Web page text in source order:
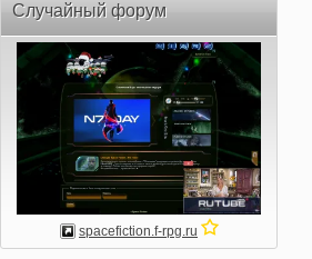
Случайный форум
spacefiction.f-rpg.ru